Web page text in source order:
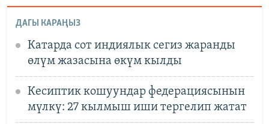
ДАГЫ КАРАҢЫЗ
Катарда сот индиялык сегиз жаранды
өлүм жазасына өкүм кылды
Кесиптик кошуундар федерациясынын
мүлкү: 27 кылмыш иши тергелип жатат